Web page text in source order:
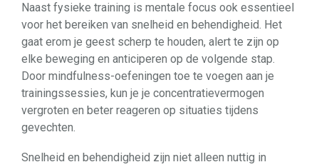
Naast fysieke training is mentale focus ook essentieel
voor het bereiken van snelheid en behendigheid. Het
gaat erom je geest scherp te houden, alert te zijn op
elke beweging en anticiperen op de volgende stap.
Door mindfulness-oefeningen toe te voegen aan je
trainingssessies, kun je je concentratievermogen
vergroten en beter reageren op situaties tijdens
gevechten.
Snelheid en behendigheid zijn niet alleen nuttig in